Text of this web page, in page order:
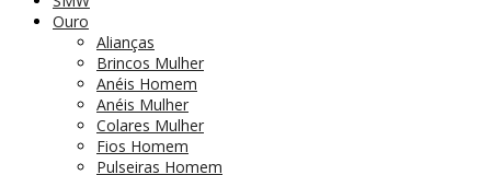
Ouro
Alianças
Brincos Mulher
Anéis Homem
Anéis Mulher
Colares Mulher
Fios Homem
Pulseiras Homem